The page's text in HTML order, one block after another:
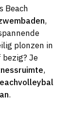
Beach
,
plonzen in
Je
,
.